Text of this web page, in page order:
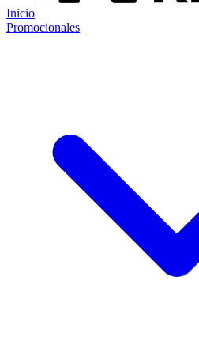
Inicio
Promocionales